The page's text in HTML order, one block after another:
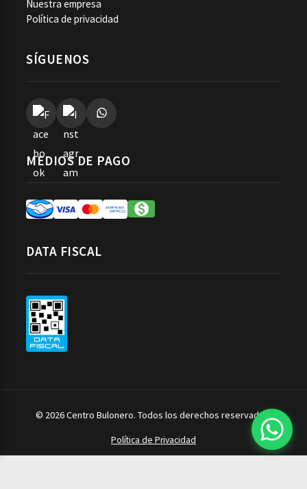
Nuestra empresa
Política de privacidad
SÍGUENOS
MEDIOS DE PAGO
DATA FISCAL
© 2026 Centro Bulonero. Todos los derechos reservados.
Política de Privacidad